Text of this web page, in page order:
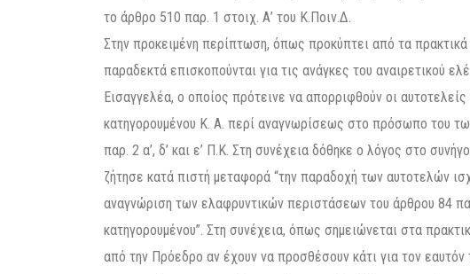
το άρθρο 510 παρ. 1 στοιχ. Α’ του Κ.Ποιν.Δ.
Στην προκειμένη περίπτωση, όπως προκύπτει από τα
παραδεκτά επισκοπούνται για τις ανάγκες του αναιρετικού
Εισαγγελέα, ο οποίος πρότεινε να απορριφθούν οι
κατηγορουμένου Κ. Α. περί αναγνωρίσεως στο πρόσωπο του
παρ. 2 α’, δ’ και ε’ Π.Κ. Στη συνέχεια δόθηκε ο λόγος στο
ζήτησε κατά πιστή μεταφορά “την παραδοχή των αυτοτελών
αναγνώριση των ελαφρυντικών περιστάσεων του άρθρου 84
κατηγορουμένου”. Στη συνέχεια, όπως σημειώνεται στα
από την Πρόεδρο αν έχουν να προσθέσουν κάτι για τον